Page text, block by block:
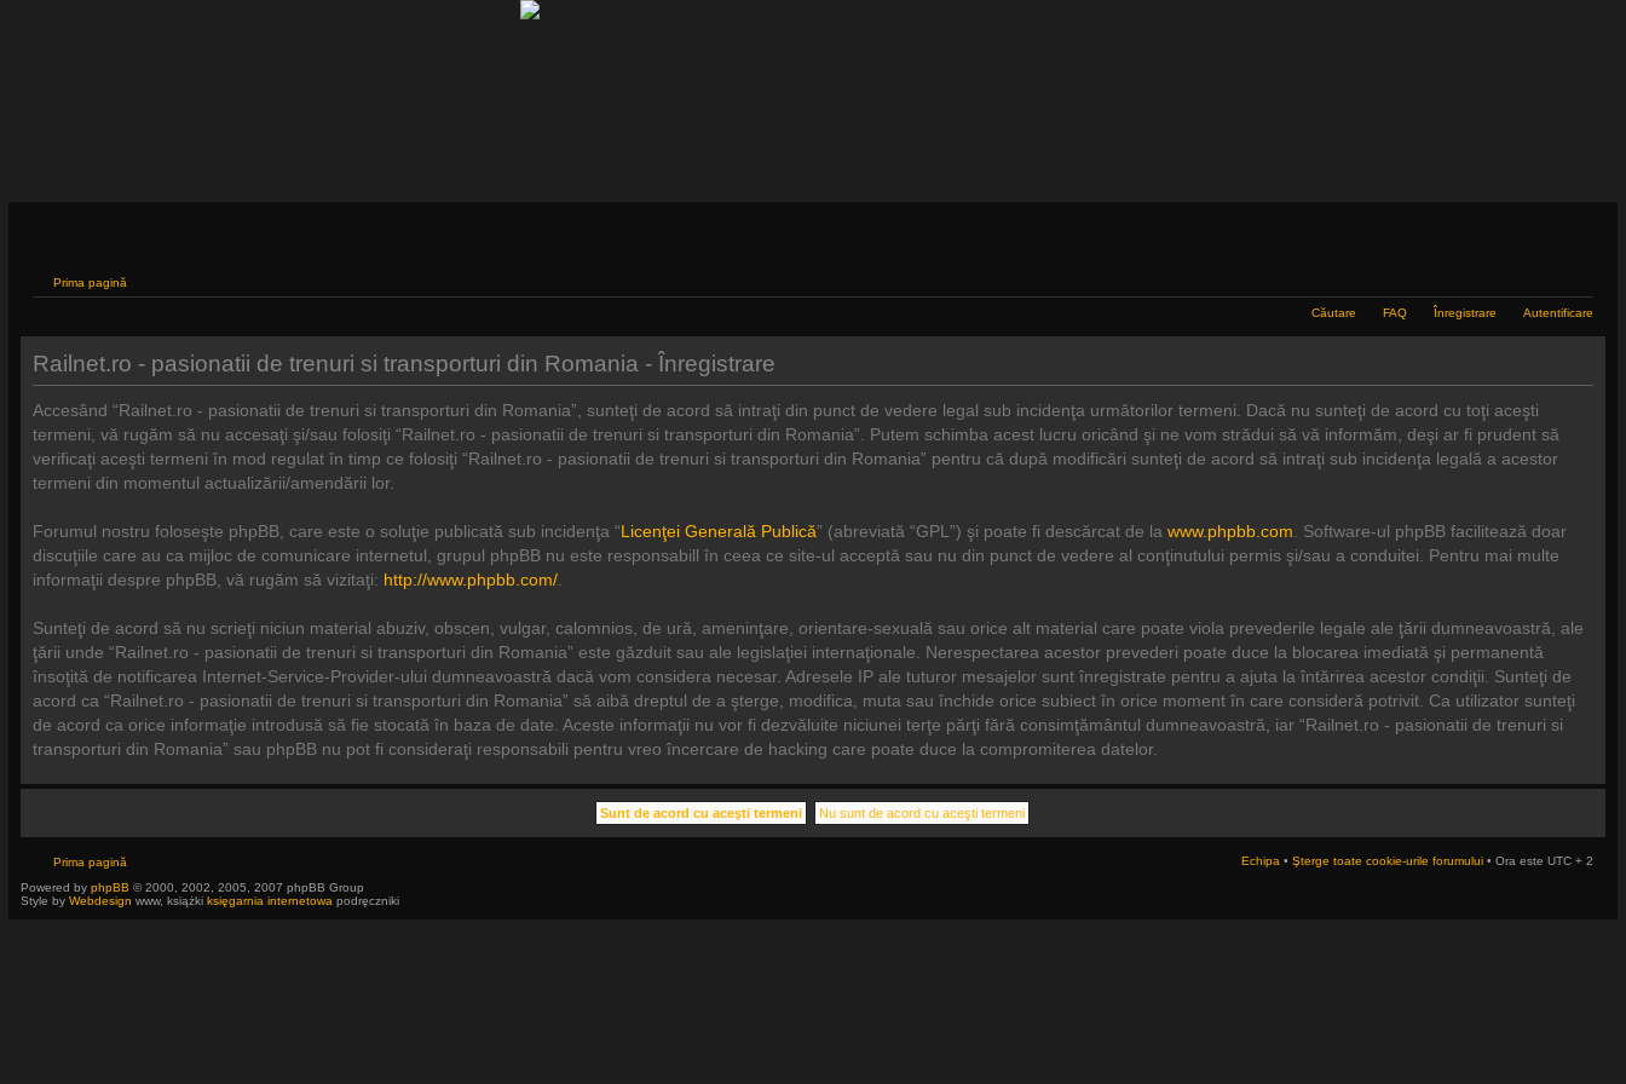
Prima pagină
Căutare FAQ Înregistrare Autentificare
Railnet.ro - pasionatii de trenuri si transporturi din Romania - Înregistrare
Accesând “Railnet.ro - pasionatii de trenuri si transporturi din Romania”, sunteţi de acord să intraţi din punct de vedere legal sub incidenţa următorilor termeni. Dacă nu sunteţi de acord cu toţi aceşti
termeni, vă rugăm să nu accesaţi şi/sau folosiţi “Railnet.ro - pasionatii de trenuri si transporturi din Romania”. Putem schimba acest lucru oricând şi ne vom strădui să vă informăm, deşi ar fi prudent să
verificaţi aceşti termeni în mod regulat în timp ce folosiţi “Railnet.ro - pasionatii de trenuri si transporturi din Romania” pentru că după modificări sunteţi de acord să intraţi sub incidenţa legală a acestor
termeni din momentul actualizării/amendării lor.
Forumul nostru foloseşte phpBB, care este o soluţie publicată sub incidenţa “Licenţei Generală Publică” (abreviată “GPL”) şi poate fi descărcat de la www.phpbb.com . Software-ul phpBB facilitează doar
discuţiile care au ca mijloc de comunicare internetul, grupul phpBB nu este responsabill în ceea ce site-ul acceptă sau nu din punct de vedere al conţinutului permis şi/sau a conduitei. Pentru mai multe
informaţii despre phpBB, vă rugăm să vizitaţi: http://www.phpbb.com/.
Sunteţi de acord să nu scrieţi niciun material abuziv, obscen, vulgar, calomnios, de ură, ameninţare, orientare-sexuală sau orice alt material care poate viola prevederile legale ale ţării dumneavoastră, ale
ţării unde “Railnet.ro - pasionatii de trenuri si transporturi din Romania” este găzduit sau ale legislaţiei internaţionale. Nerespectarea acestor prevederi poate duce la blocarea imediată şi permanentă
însoţită de notificarea Internet-Service-Provider-ului dumneavoastră dacă vom considera necesar. Adresele IP ale tuturor mesajelor sunt înregistrate pentru a ajuta la întărirea acestor condiţii. Sunteţi de
acord ca “Railnet.ro - pasionatii de trenuri si transporturi din Romania” să aibă dreptul de a şterge, modifica, muta sau închide orice subiect în orice moment în care consideră potrivit. Ca utilizator sunteţi
de acord ca orice informaţie introdusă să fie stocată în baza de date. Aceste informaţii nu vor fi dezvăluite niciunei terţe părţi fără consimţământul dumneavoastră, iar “Railnet.ro - pasionatii de trenuri si
transporturi din Romania” sau phpBB nu pot fi consideraţi responsabili pentru vreo încercare de hacking care poate duce la compromiterea datelor.
Prima pagină Echipa •Şterge toate cookie-urile forumului • Ora este UTC + 2
Powered by phpBB © 2000, 2002, 2005, 2007 phpBB Group
Style by Webdesign www, książki księgarnia internetowa podręczniki